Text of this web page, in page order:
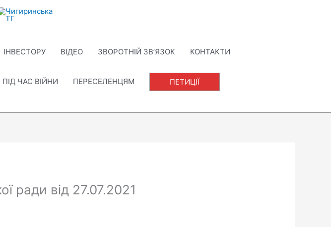
ІНВЕСТОРУ ВІДЕО ЗВОРОТНІЙ ЗВ’ЯЗОК КОНТАКТИ
ЧАС ВІЙНИ ПЕРЕСЕЛЕНЦЯМ ПЕТИЦІЇ
ради від 27.07.2021